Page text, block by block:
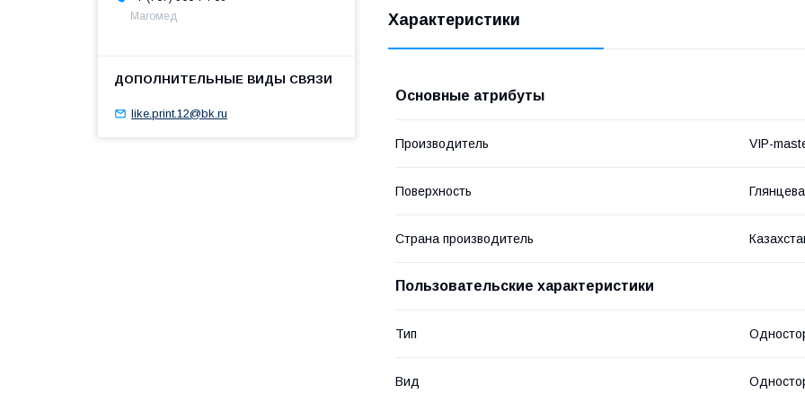
Характеристики
Основные атрибуты
Производитель VIP-
Поверхность
Страна производитель
Пользовательские характеристики
Тип
Вид
Магомед
like.print.12@bk.ru